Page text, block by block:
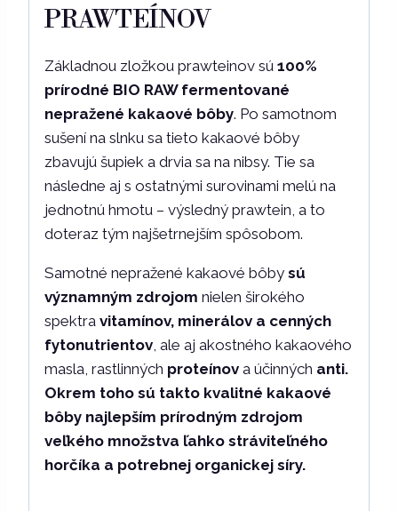
PRAWTEÍNOV
Základnou zložkou prawteinov sú 100%
prírodné BIO RAW fermentované
nepražené kakaové bôby. Po samotnom
sušení na slnku sa tieto kakaové bôby
zbavujú šupiek a drvia sa na nibsy. Tie sa
následne aj s ostatnými surovinami melú na
jednotnú hmotu – výsledný prawtein, a to
doteraz tým najšetrnejším spôsobom.
Samotné nepražené kakaové bôby sú
významným zdrojom nielen širokého
spektra vitamínov, minerálov a cenných
fytonutrientov, ale aj akostného kakaového
masla, rastlinných proteínov a účinných anti.
Okrem toho sú takto kvalitné kakaové
bôby najlepším prírodným zdrojom
veľkého množstva ľahko stráviteľného
horčíka a potrebnej organickej síry.